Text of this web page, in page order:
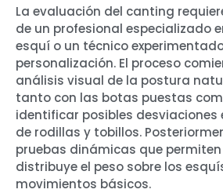
La evaluación del canting
de un profesional especializado
esquí o un técnico
personalización. El proceso
análisis visual de la postura
tanto con las botas puestas
identificar posibles desviaciones
de rodillas y tobillos.
pruebas dinámicas que
distribuye el peso sobre los
movimientos básicos.